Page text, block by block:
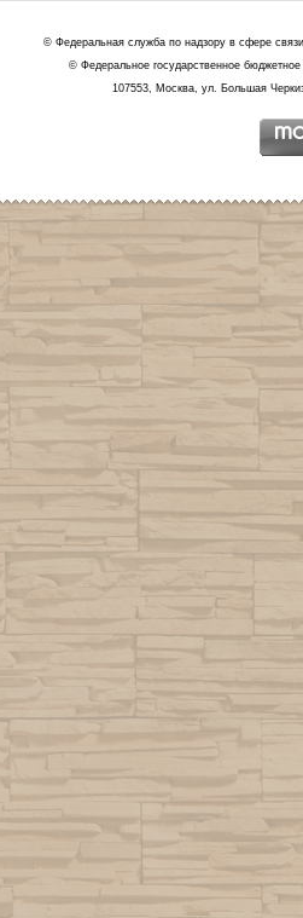
© Федеральная служба по надзору в сфере
© Федеральное государственное
107553, Москва, ул. Большая